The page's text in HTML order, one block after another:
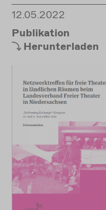
12.05.2022
Publikation
Herunterladen